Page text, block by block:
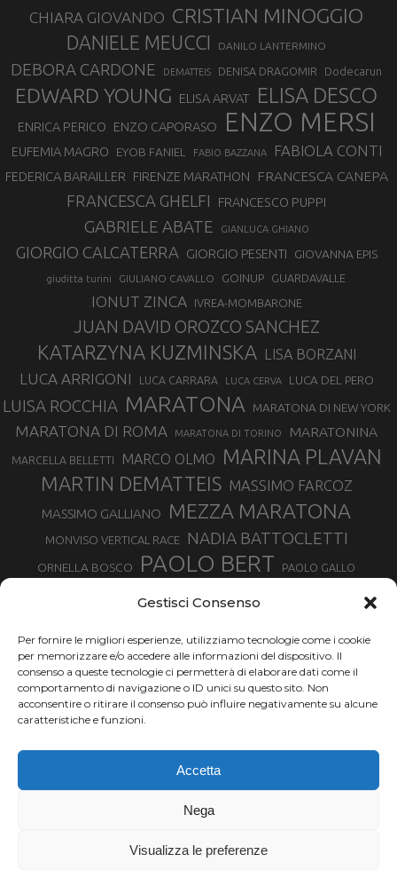
Gestisci Consenso
Per fornire le migliori esperienze, utilizziamo tecnologie come i cookie
per memorizzare e/o accedere alle informazioni del dispositivo. Il
consenso a queste tecnologie ci permetterà di elaborare dati come il
comportamento di navigazione o ID unici su questo sito. Non
acconsentire o ritirare il consenso può influire negativamente su alcune
caratteristiche e funzioni.
Accetta
Nega
Visualizza le preferenze
CHIARA GIOVANDO CRISTIAN MINOGGIO
DANIELE MEUCCI DANILO LANTERMINO
DEBORA CARDONE DEMATTEIS DENISA DRAGOMIR Dodecarun
EDWARD YOUNG ELISA ARVAT ELISA DESCO
ENRICA PERICO ENZO CAPORASO ENZO MERSI
EUFEMIA MAGRO EYOB FANIEL FABIO BAZZANA FABIOLA CONTI
FEDERICA BARAILLER FIRENZE MARATHON FRANCESCA CANEPA
FRANCESCA GHELFI FRANCESCO PUPPI
GABRIELE ABATE GIANLUCA GHIANO
GIORGIO CALCATERRA GIORGIO PESENTI GIOVANNA EPIS
giuditta turini GIULIANO CAVALLO GOINUP GUARDAVALLE
IONUT ZINCA IVREA-MOMBARONE
JUAN DAVID OROZCO SANCHEZ
KATARZYNA KUZMINSKA LISA BORZANI
LUCA ARRIGONI LUCA CARRARA LUCA CERVA LUCA DEL PERO
LUISA ROCCHIA MARATONA MARATONA DI NEW YORK
MARATONA DI ROMA MARATONA DI TORINO MARATONINA
MARCELLA BELLETTI MARCO OLMO MARINA PLAVAN
MARTIN DEMATTEIS MASSIMO FARCOZ
MASSIMO GALLIANO MEZZA MARATONA
MONVISO VERTICAL RACE NADIA BATTOCLETTI
ORNELLA BOSCO PAOLO BERT PAOLO GALLO
SILVIA SERAFINI SONIA GLAREY TAVAGNASCO TOR DES GEANTS
TOUR MONVISO TRAIL TRAIL MONTE CASTO TROFEO KIMA
TURIN MARATHON URBAN ZEMMER VAL DI FASSA RUNNING
VALENTINA BELOTTI
VENICE MARATHON
XAVIER CHEVRIER
YEMAN CRIPPA
Chi siamo | Termini d'uso | Privacy |